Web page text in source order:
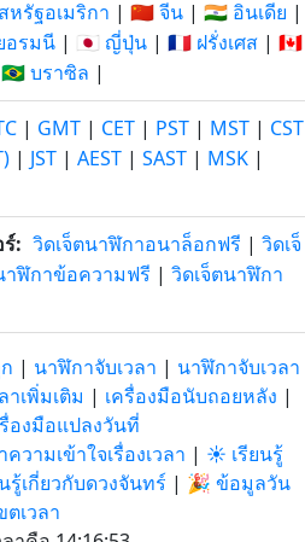
หรัฐอเมริกา | 🇨🇳 จีน | 🇮🇳 อินเดีย |
อรมนี | 🇯🇵 ญี่ปุ่น | 🇫🇷 ฝรั่งเศส | 🇨🇦
🇧🇷 บราซิล |
| GMT | CET | PST | MST | CST
| JST | AEST | SAST | MSK |
: วิดเจ็ตนาฬิกาอนาล็อกฟรี | วิดเจ็
าฬิกาข้อความฟรี | วิดเจ็ตนาฬิกา
| นาฬิกาจับเวลา | นาฬิกาจับเวลา
าเพิ่มเติม | เครื่องมือนับถอยหลัง |
องมือแปลงวันที่
วามเข้าใจเรื่องเวลา | ☀️ เรียนรู้
รู้เกี่ยวกับดวงจันทร์ | 🎉 ข้อมูลวัน
เวลา